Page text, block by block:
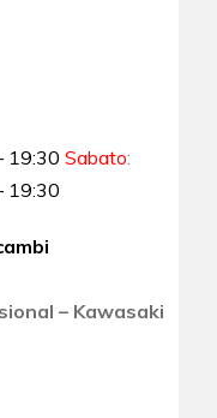
19:30 Sabato:
19:30
– Kawasaki